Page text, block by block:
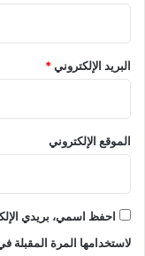
البريد الإلكتروني*
الموقع الإلكتروني
احفظ اسمي، بريدي
لاستخدامها المرة المقبلة